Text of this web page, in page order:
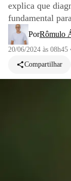
explica que
fundamental
PorRômulo
20/06/2024 às 08h45
Compartilhar